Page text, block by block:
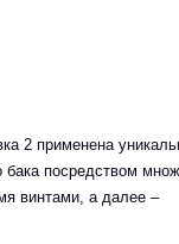
2 применена
бака посредством
винтами, а далее –